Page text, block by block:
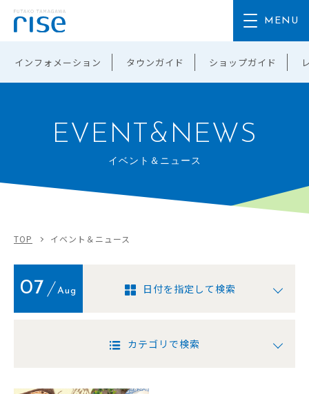
インフォメーション タウンガイド ショップガイド
EVENT&NEWS
イベント＆ニュース
TOP イベント＆ニュース
07 Aug 日付を指定して検索
カテゴリで検索